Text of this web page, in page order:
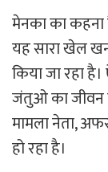
मेनका का कहना
यह सारा खेल
किया जा रहा
जंतुओ का जीवन
मामला नेता,
हो रहा है।